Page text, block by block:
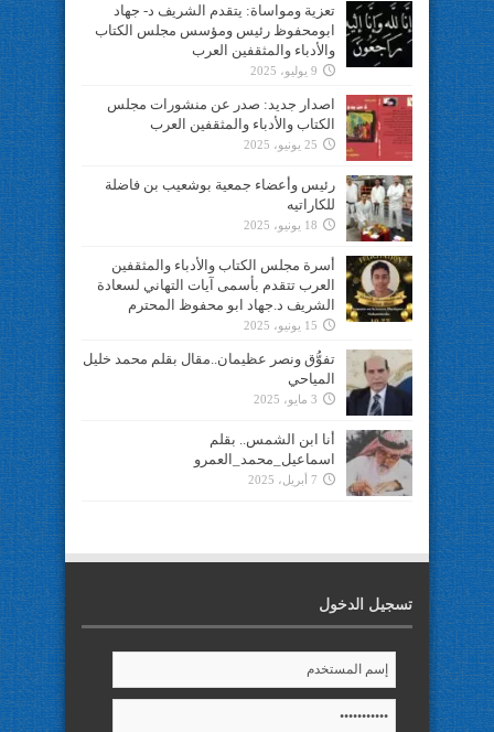
تعزية ومواساة: يتقدم الشريف د- جهاد
ابومحفوظ رئيس ومؤسس مجلس الكتاب
والأدباء والمثقفين العرب
9 يوليو، 2025
اصدار جديد: صدر عن منشورات مجلس
الكتاب والأدباء والمثقفين العرب
25 يونيو، 2025
رئيس وأعضاء جمعية بوشعيب بن فاضلة
للكاراتيه
18 يونيو، 2025
أسرة مجلس الكتاب والأدباء والمثقفين
العرب تتقدم بأسمى آيات التهاني لسعادة
الشريف د.جهاد ابو محفوظ المحترم
15 يونيو، 2025
تفوُّق ونصر عظيمان..مقال بقلم محمد خليل
المياحي
3 مايو، 2025
أنا ابن الشمس.. بقلم
اسماعيل_محمد_العمرو
7 أبريل، 2025
تسجيل الدخول